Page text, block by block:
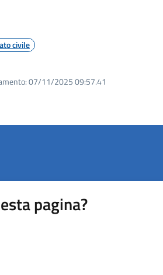
civile
07/11/2025 09:57.41
pagina?